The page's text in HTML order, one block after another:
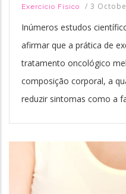
Exercício Físico / 3
Inúmeros estudos
afirmar que a prática de
tratamento oncológico
composição corporal, a
reduzir sintomas como a